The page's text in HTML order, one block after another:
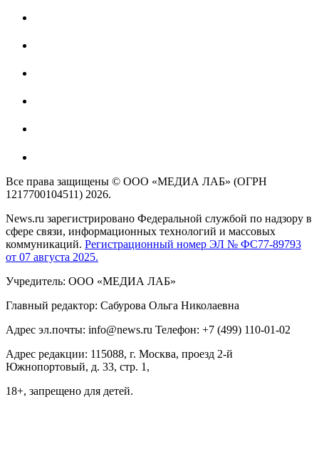
Все права защищены © ООО «МЕДИА ЛАБ» (ОГРН
1217700104511) 2026.
News.ru зарегистрировано Федеральной службой по надзору в
сфере связи, информационных технологий и массовых
коммуникаций. Регистрационный номер ЭЛ № ФС77-89793
от 07 августа 2025.
Учредитель: ООО «МЕДИА ЛАБ»
Главный редактор: Сабурова Ольга Николаевна
Адрес эл.почты: info@news.ru Телефон: +7 (499) 110-01-02
Адрес редакции: 115088, г. Москва, проезд 2-й
Южнопортовый, д. 33, стр. 1,
18+, запрещено для детей.